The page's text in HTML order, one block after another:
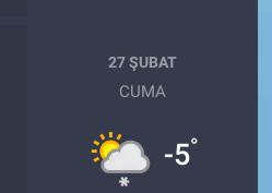
27 ŞUBAT
CUMA
-5°